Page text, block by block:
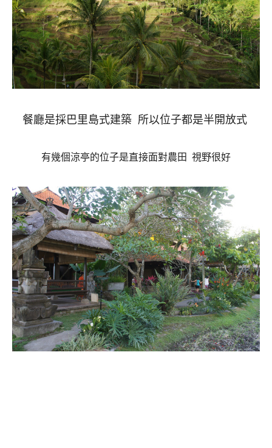
餐廳是採巴里島式建築 所以位子都是半開放式
有幾個涼亭的位子是直接面對農田 視野很好